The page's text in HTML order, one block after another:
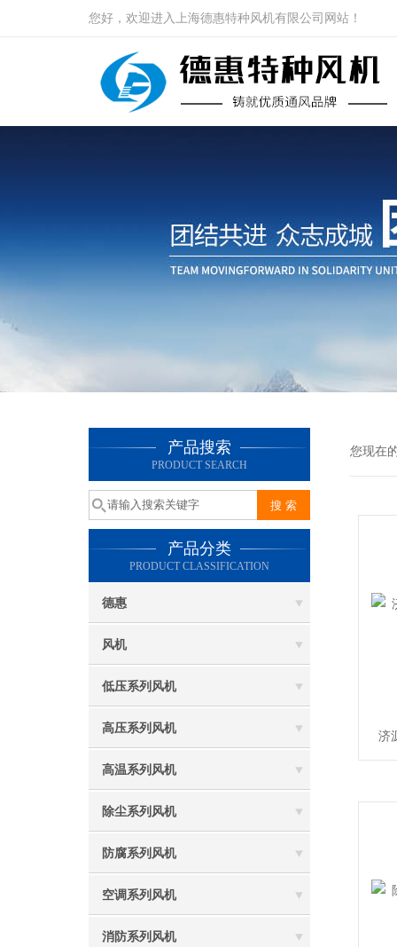
您好，欢迎进入上海德惠特种风机有限公司网站！
产品搜索
PRODUCT SEARCH
产品分类
PRODUCT CLASSIFICATION
德惠
风机
低压系列风机
高压系列风机
高温系列风机
除尘系列风机
防腐系列风机
空调系列风机
消防系列风机
您现在
济